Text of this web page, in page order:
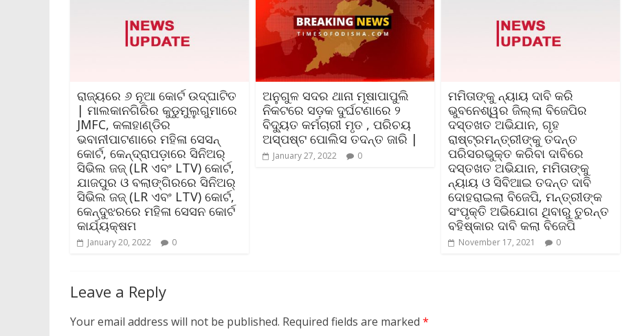
ରାଜ୍ୟରେ ୬ ନୂଆ କୋର୍ଟ ଉଦ୍‌ଘାଟିତ
| ମାଲକାନଗିରିର କୁଡୁମୁଲୁଗୁମାରେ
JMFC, କଳାହାଣ୍ଡିର
ଭବାନୀପାଟଣାରେ ମହିଳା ସେସନ୍‌
କୋର୍ଟ, କେନ୍ଦ୍ରାପଡ଼ାରେ ସିନିଅର୍‌
ସିଭିଲ ଜଜ୍ (LR ଏବଂ LTV) କୋର୍ଟ,
ଯାଜପୁର ଓ ବଲାଙ୍ଗିରରେ ସିନିଅର୍‌
ସିଭିଲ ଜଜ୍ (LR ଏବଂ LTV) କୋର୍ଟ,
କେନ୍ଦୁଝରରେ ମହିଳା ସେସନ କୋର୍ଟ
କାର୍ଯ୍ୟକ୍ଷମ
January 20, 2022 0
ଅନୁଗୁଳ ସଦର ଥାନା ମୂଷାପାପୁଲି
ନିକଟରେ ସଡ଼କ ଦୁର୍ଘଟଣାରେ ୨
ବିଦ୍ୟୁତ କର୍ମଚାରୀ ମୃତ , ପରିଚୟ
ଅସ୍ପଷ୍ଟ ପୋଲିସ ତଦନ୍ତ ଜାରି |
January 27, 2022 0
ମମିତାଙ୍କୁ ନ୍ୟାୟ ଦାବି କରି
ଭୁବନେଶ୍ୱର ଜିଲ୍ଲା ବିଜେପିର
ଦସ୍ତଖତ ଅଭିଯାନ, ଗୃହ
ରାଷ୍ଟ୍ରମନ୍ତ୍ରୀଙ୍କୁ ତଦନ୍ତ
ପରିସରଭୁକ୍ତ କରିବା ଦାବିରେ
ଦସ୍ତଖତ ଅଭିଯାନ, ମମିତାଙ୍କୁ
ନ୍ୟାୟ ଓ ସିବିଆଇ ତଦନ୍ତ ଦାବି
ଦୋହରାଇଲା ବିଜେପି, ମନ୍ତ୍ରୀଙ୍କ
ସଂପୃକ୍ତି ଅଭିଯୋଗ ଥିବାରୁ ତୁରନ୍ତ
ବହିଷ୍କାର ଦାବି କଲା ବିଜେପି
November 17, 2021 0
Leave a Reply
Your email address will not be published. Required fields are marked *